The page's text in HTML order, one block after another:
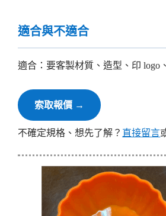
適合與不適合
適合：要客製材質、造型、印
索取報價 →
不確定規格、想先了解？ 直接留言